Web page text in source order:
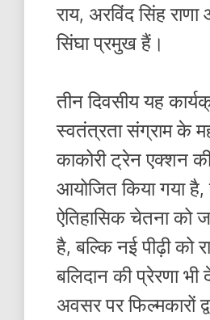
राय, अरविंद सिंह राणा
सिंघा प्रमुख हैं।
तीन दिवसीय यह
स्वतंत्रता संग्राम के
काकोरी ट्रेन एक्शन
आयोजित किया गया
ऐतिहासिक चेतना को
है, बल्कि नई पीढ़ी को
बलिदान की प्रेरणा
अवसर पर फिल्मकारों